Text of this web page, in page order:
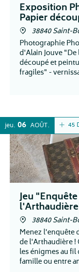
Exposition
Papier
38840 Saint-
Photographie
d'Alain Jouve
découpé et
fragiles" -
45
jeu. 06 AOÛT
Jeu
38840 Saint-
Menez l'enquête
de l'Arthaudière !
les énigmes au
famille ou entre